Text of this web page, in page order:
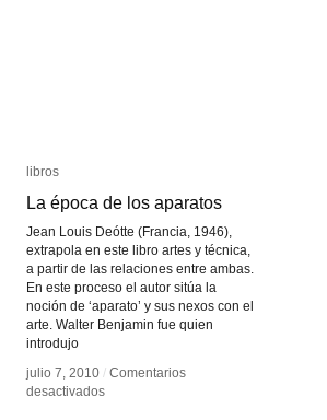
libros
La época de los aparatos
Jean Louis Deótte (Francia, 1946),
extrapola en este libro artes y técnica,
a partir de las relaciones entre ambas.
En este proceso el autor sitúa la
noción de ‘aparato’ y sus nexos con el
arte. Walter Benjamin fue quien
introdujo
julio 7, 2010 / Comentarios
desactivadosen
libros
La época de los aparatos
julio 7, 2010 / Comentarios
desactivadosen